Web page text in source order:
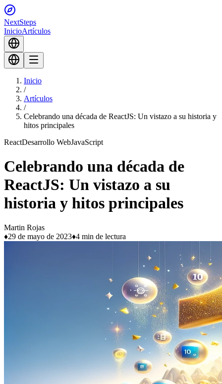
NextSteps
InicioArtículos
Inicio
/
Artículos
/
Celebrando una década de ReactJS: Un vistazo a su historia y
hitos principales
ReactDesarrollo WebJavaScript
Celebrando una década de
ReactJS: Un vistazo a su
historia y hitos principales
Martin Rojas
♦29 de mayo de 2023♦4 min de lectura